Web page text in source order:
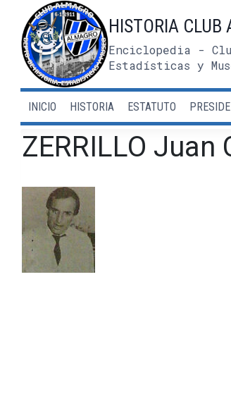
contenido
HISTORIA CLUB
Enciclopedia -
Estadísticas y
INICIO HISTORIA ESTATUTO
ZERRILLO Juan